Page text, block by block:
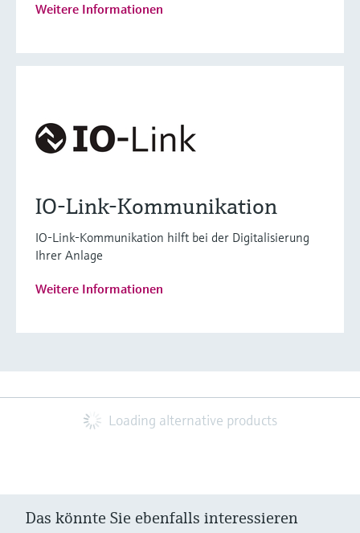
Weitere Informationen
IO-Link-Kommunikation
IO-Link-Kommunikation hilft bei der Digitalisierung
Ihrer Anlage
Weitere Informationen
Loading alternative products
Das könnte Sie ebenfalls interessieren